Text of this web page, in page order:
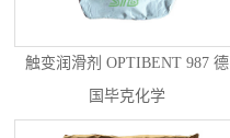
触变润滑剂 OPTIBENT 987 德
国毕克化学